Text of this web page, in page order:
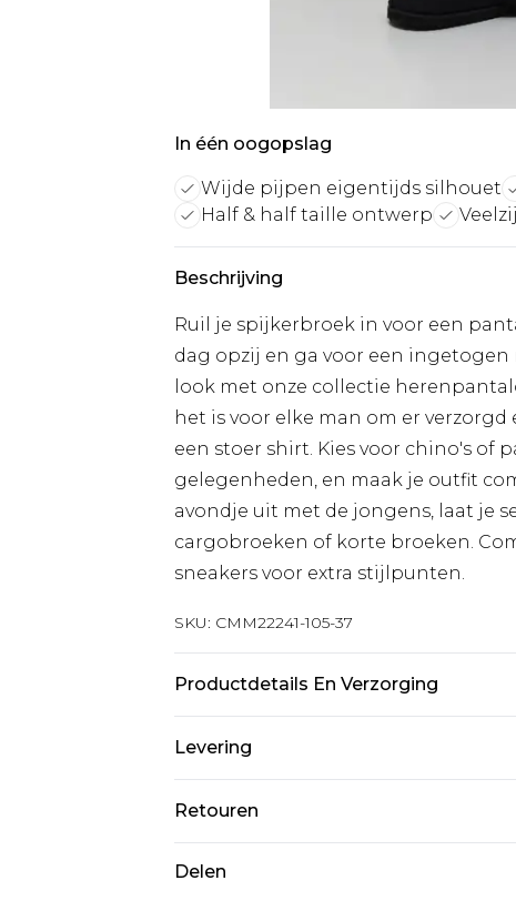
In één oogopslag
Wijde pijpen eigentijds silhouet
Half & half taille ontwerp
Beschrijving
Ruil je spijkerbroek in voor een
dag opzij en ga voor een
look met onze collectie
het is voor elke man om er
een stoer shirt. Kies voor chino's of
gelegenheden, en maak je outfit
avondje uit met de jongens, laat je
cargobroeken of korte broeken.
sneakers voor extra stijlpunten.
SKU: CMM22241-105-37
Productdetails En Verzorging
Levering
Standaardlevering Nederland
Expressdienst Nederland
Retouren
Delen